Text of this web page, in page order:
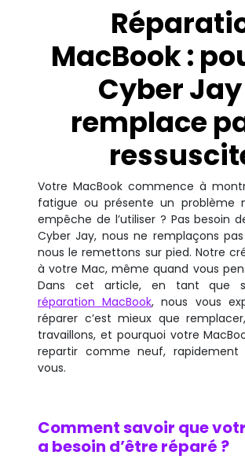
MacBook :
Cyber
remplace
Votre MacBook commence à
fatigue ou présente un problème
empêche de l’utiliser ? Pas besoin
Cyber Jay, nous ne remplaçons
nous le remettons sur pied. Notre
à votre Mac, même quand vous
Dans cet article, en tant que
réparation MacBook, nous vous
réparer c’est mieux que
travaillons, et pourquoi votre
repartir comme neuf,
vous.
Comment savoir que
a besoin d’être réparé ?